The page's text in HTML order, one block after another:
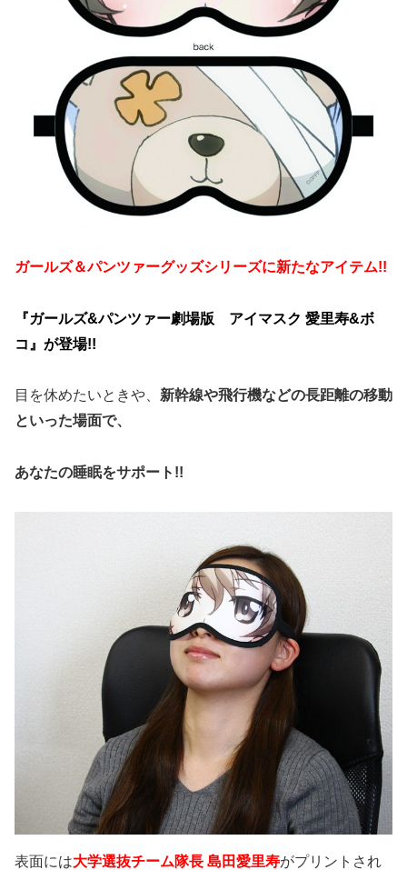
ガールズ＆パンツァーグッズシリーズに新たなアイテム!!
『ガールズ&パンツァー劇場版 アイマスク 愛里寿&ボ
コ』が登場!!
目を休めたいときや、 新幹線や飛行機などの長距離の移動
といった場面で、
あなたの睡眠をサポート!!
表面には大学選抜チーム隊長 島田愛里寿がプリントされ